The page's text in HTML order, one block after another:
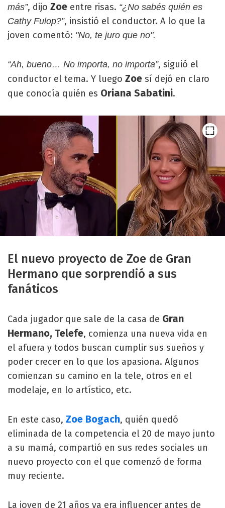
más”, dijo Zoe entre risas. “¿No sabés quién es
Cathy Fulop?”, insistió el conductor. A lo que la
joven comentó: "No, te juro que no".
“Ah, bueno… No importa, no importa”, siguió el
conductor el tema. Y luego Zoe sí dejó en claro
que conocía quién es Oriana Sabatini.
El nuevo proyecto de Zoe de Gran
Hermano que sorprendió a sus
fanáticos
Cada jugador que sale de la casa de Gran
Hermano, Telefe, comienza una nueva vida en
el afuera y todos buscan cumplir sus sueños y
poder crecer en lo que los apasiona. Algunos
comienzan su camino en la tele, otros en el
modelaje, en lo artístico, etc.
En este caso, Zoe Bogach, quién quedó
eliminada de la competencia el 20 de mayo junto
a su mamá, compartió en sus redes sociales un
nuevo proyecto con el que comenzó de forma
muy reciente.
La joven de 21 años ya era influencer antes de